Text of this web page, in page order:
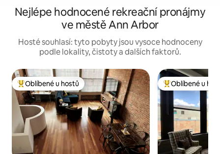
Nejlépe hodnocené rekreační pronájmy
ve městě Ann Arbor
Hosté souhlasí: tyto pobyty jsou vysoce hodnoceny
podle lokality, čistoty a dalších faktorů.
Nejlepší v kategorii Oblíbené u hostů
Oblíbené u hostů Nejlepší v
Oblíbené u